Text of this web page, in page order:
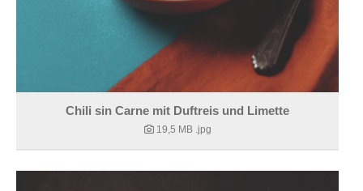
Chili sin Carne mit Duftreis und Limette
19,5 MB .jpg